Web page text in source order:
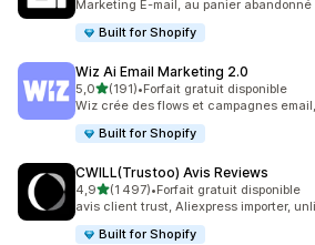
Marketing E-mail, au panier
Built for Shopify
Wiz Ai Email Marketing 2.0
5,0étoile(s) sur 5
(191)
191 avis au total
•Forfait gratuit disponible
Wiz crée des flows et campagnes
Built for Shopify
CWILL(Trustoo) Avis Reviews
4,9étoile(s) sur 5
(1 497)
1497 avis au total
•Forfait gratuit disponible
avis client trust, Aliexpress importer,
Built for Shopify